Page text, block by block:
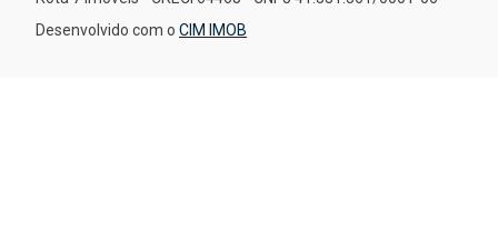
Desenvolvido com o CIM IMOB